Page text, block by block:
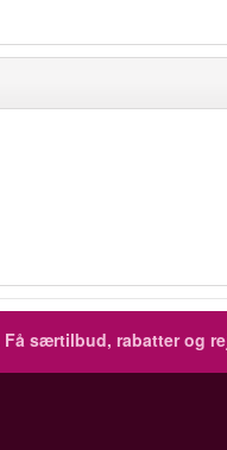
Få særtilbud, rabatter og